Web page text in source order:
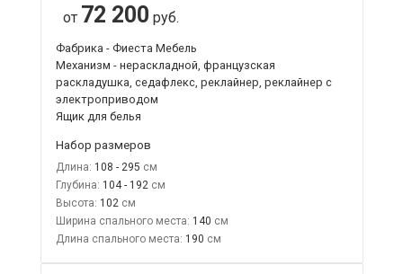
от 72 200 руб.
Фабрика - Фиеста Мебель
Механизм - нераскладной, французская
раскладушка, седафлекс, реклайнер, реклайнер с
электроприводом
Ящик для белья
Набор размеров
Длина: 108 - 295
Глубина: 104 - 192
Высота: 102
Ширина спального места: 140
Длина спального места: 190